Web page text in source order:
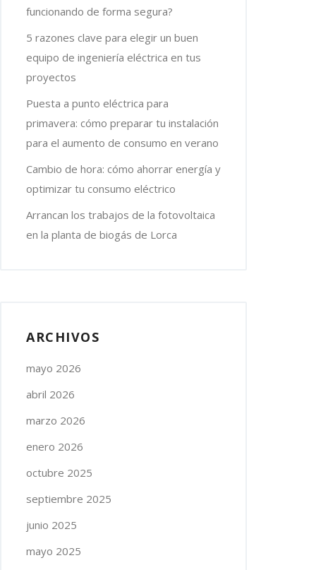
funcionando de forma segura?
5 razones clave para elegir un buen
equipo de ingeniería eléctrica en tus
proyectos
Puesta a punto eléctrica para
primavera: cómo preparar tu instalación
para el aumento de consumo en verano
Cambio de hora: cómo ahorrar energía y
optimizar tu consumo eléctrico
Arrancan los trabajos de la fotovoltaica
en la planta de biogás de Lorca
ARCHIVOS
mayo 2026
abril 2026
marzo 2026
enero 2026
octubre 2025
septiembre 2025
junio 2025
mayo 2025